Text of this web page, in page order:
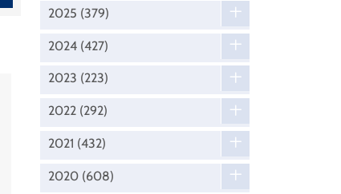
2025 (379)
2024 (427)
2023 (223)
2022 (292)
2021 (432)
2020 (608)